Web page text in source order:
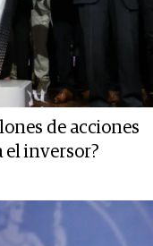
de acciones
el inversor?